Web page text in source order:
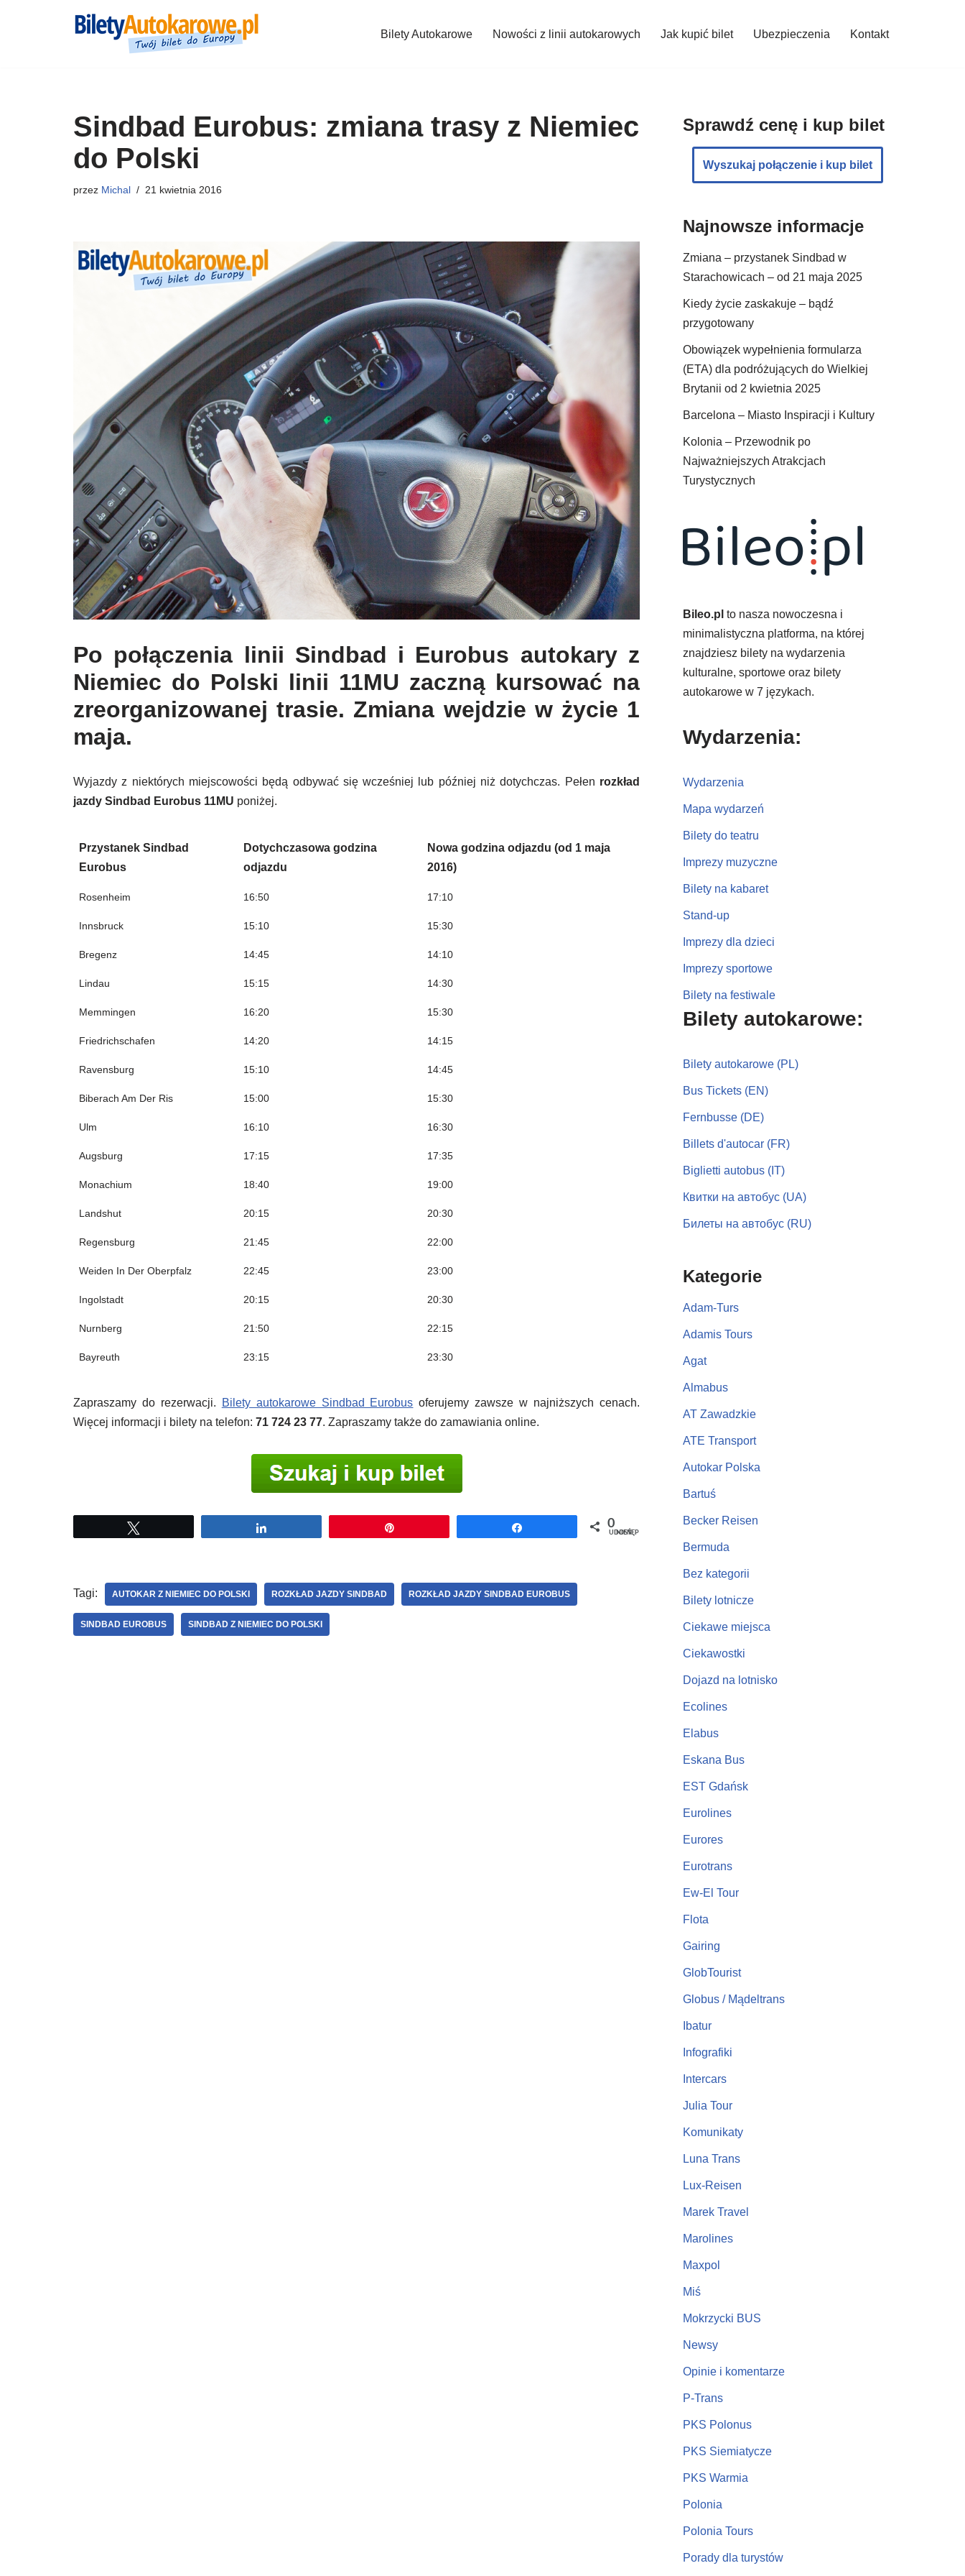
Bilety Autokarowe Nowości z linii autokarowych Jak kupić bilet Ubezpieczenia Kontakt
Sindbad Eurobus: zmiana trasy z Niemiec
do Polski
przez Michal 21 kwietnia 2016
Po połączenia linii Sindbad i Eurobus autokary z
Niemiec do Polski linii 11MU zaczną kursować na
zreorganizowanej trasie. Zmiana wejdzie w życie 1
maja.
Wyjazdy z niektórych miejscowości będą odbywać się wcześniej lub później niż dotychczas. Pełen rozkład
jazdy Sindbad Eurobus 11MU poniżej.
Przystanek Sindbad
Eurobus
Dotychczasowa godzina
odjazdu
Nowa godzina odjazdu (od 1 maja
2016)
Rosenheim 16:50 17:10
Innsbruck 15:10 15:30
Bregenz 14:45 14:10
Lindau 15:15 14:30
Memmingen 16:20 15:30
Friedrichschafen 14:20 14:15
Ravensburg 15:10 14:45
Biberach Am Der Ris 15:00 15:30
Ulm 16:10 16:30
Augsburg 17:15 17:35
Monachium 18:40 19:00
Landshut 20:15 20:30
Regensburg 21:45 22:00
Weiden In Der Oberpfalz 22:45 23:00
Ingolstadt 20:15 20:30
Nurnberg 21:50 22:15
Bayreuth 23:15 23:30
Zapraszamy do rezerwacji. Bilety autokarowe Sindbad Eurobus oferujemy zawsze w najniższych cenach.
Więcej informacji i bilety na telefon: 71 724 23 77. Zapraszamy także do zamawiania online.
0
UDOSTĘPNIEŃ
Tagi: AUTOKAR Z NIEMIEC DO POLSKI ROZKŁAD JAZDY SINDBAD ROZKŁAD JAZDY SINDBAD EUROBUS
SINDBAD EUROBUS SINDBAD Z NIEMIEC DO POLSKI
Sprawdź cenę i kup bilet
Wyszukaj połączenie i kup bilet
Najnowsze informacje
Zmiana – przystanek Sindbad w
Starachowicach – od 21 maja 2025
Kiedy życie zaskakuje – bądź
przygotowany
Obowiązek wypełnienia formularza
(ETA) dla podróżujących do Wielkiej
Brytanii od 2 kwietnia 2025
Barcelona – Miasto Inspiracji i Kultury
Kolonia – Przewodnik po
Najważniejszych Atrakcjach
Turystycznych
Bileo.pl to nasza nowoczesna i
minimalistyczna platforma, na której
znajdziesz bilety na wydarzenia
kulturalne, sportowe oraz bilety
autokarowe w 7 językach.
Wydarzenia:
Wydarzenia
Mapa wydarzeń
Bilety do teatru
Imprezy muzyczne
Bilety na kabaret
Stand-up
Imprezy dla dzieci
Imprezy sportowe
Bilety na festiwale
Bilety autokarowe:
Bilety autokarowe (PL)
Bus Tickets (EN)
Fernbusse (DE)
Billets d'autocar (FR)
Biglietti autobus (IT)
Квитки на автобус (UA)
Билеты на автобус (RU)
Kategorie
Adam-Turs
Adamis Tours
Agat
Almabus
AT Zawadzkie
ATE Transport
Autokar Polska
Bartuś
Becker Reisen
Bermuda
Bez kategorii
Bilety lotnicze
Ciekawe miejsca
Ciekawostki
Dojazd na lotnisko
Ecolines
Elabus
Eskana Bus
EST Gdańsk
Eurolines
Eurores
Eurotrans
Ew-El Tour
Flota
Gairing
GlobTourist
Globus / Mądeltrans
Ibatur
Infografiki
Intercars
Julia Tour
Komunikaty
Luna Trans
Lux-Reisen
Marek Travel
Marolines
Maxpol
Miś
Mokrzycki BUS
Newsy
Opinie i komentarze
P-Trans
PKS Polonus
PKS Siemiatycze
PKS Warmia
Polonia
Polonia Tours
Porady dla turystów